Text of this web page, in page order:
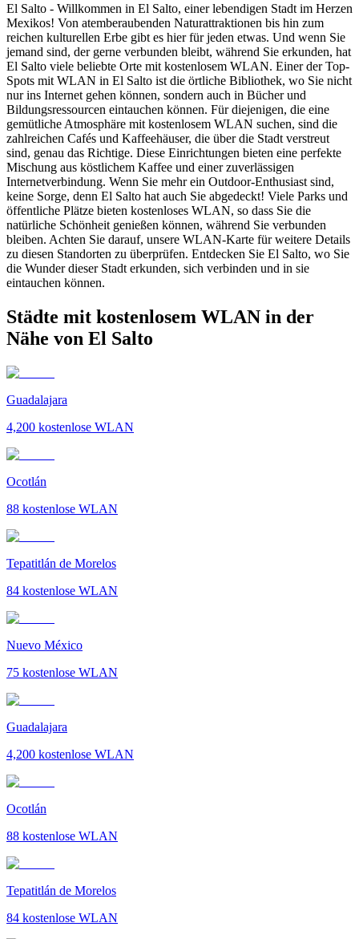
El Salto - Willkommen in El Salto, einer lebendigen Stadt im Herzen
Mexikos! Von atemberaubenden Naturattraktionen bis hin zum
reichen kulturellen Erbe gibt es hier für jeden etwas. Und wenn Sie
jemand sind, der gerne verbunden bleibt, während Sie erkunden, hat
El Salto viele beliebte Orte mit kostenlosem WLAN. Einer der Top-
Spots mit WLAN in El Salto ist die örtliche Bibliothek, wo Sie nicht
nur ins Internet gehen können, sondern auch in Bücher und
Bildungsressourcen eintauchen können. Für diejenigen, die eine
gemütliche Atmosphäre mit kostenlosem WLAN suchen, sind die
zahlreichen Cafés und Kaffeehäuser, die über die Stadt verstreut
sind, genau das Richtige. Diese Einrichtungen bieten eine perfekte
Mischung aus köstlichem Kaffee und einer zuverlässigen
Internetverbindung. Wenn Sie mehr ein Outdoor-Enthusiast sind,
keine Sorge, denn El Salto hat auch Sie abgedeckt! Viele Parks und
öffentliche Plätze bieten kostenloses WLAN, so dass Sie die
natürliche Schönheit genießen können, während Sie verbunden
bleiben. Achten Sie darauf, unsere WLAN-Karte für weitere Details
zu diesen Standorten zu überprüfen. Entdecken Sie El Salto, wo Sie
die Wunder dieser Stadt erkunden, sich verbinden und in sie
eintauchen können.
Städte mit kostenlosem WLAN in der
Nähe von El Salto
Guadalajara
4,200 kostenlose WLAN
Ocotlán
88 kostenlose WLAN
Tepatitlán de Morelos
84 kostenlose WLAN
Nuevo México
75 kostenlose WLAN
Guadalajara
4,200 kostenlose WLAN
Ocotlán
88 kostenlose WLAN
Tepatitlán de Morelos
84 kostenlose WLAN